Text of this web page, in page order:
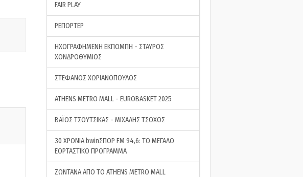
FAIR PLAY
ΡΕΠΟΡΤΕΡ
ΗΧΟΓΡΑΦΗΜΕΝΗ ΕΚΠΟΜΠΗ - ΣΤΑΥΡΟΣ
ΧΟΝΔΡΟΘΥΜΙΟΣ
ΣΤΕΦΑΝΟΣ ΧΩΡΙΑΝΟΠΟΥΛΟΣ
ATHENS METRO MALL - EUROBASKET 2025
ΒΑΪΟΣ ΤΣΟΥΤΣΙΚΑΣ - ΜΙΧΑΛΗΣ ΤΣΟΧΟΣ
30 ΧΡΟΝΙΑ bwinΣΠΟΡ FM 94,6: ΤΟ ΜΕΓΑΛΟ
ΕΟΡΤΑΣΤΙΚΟ ΠΡΟΓΡΑΜΜΑ
ΖΩΝΤΑΝΑ ΑΠΟ ΤΟ ATHENS METRO MALL